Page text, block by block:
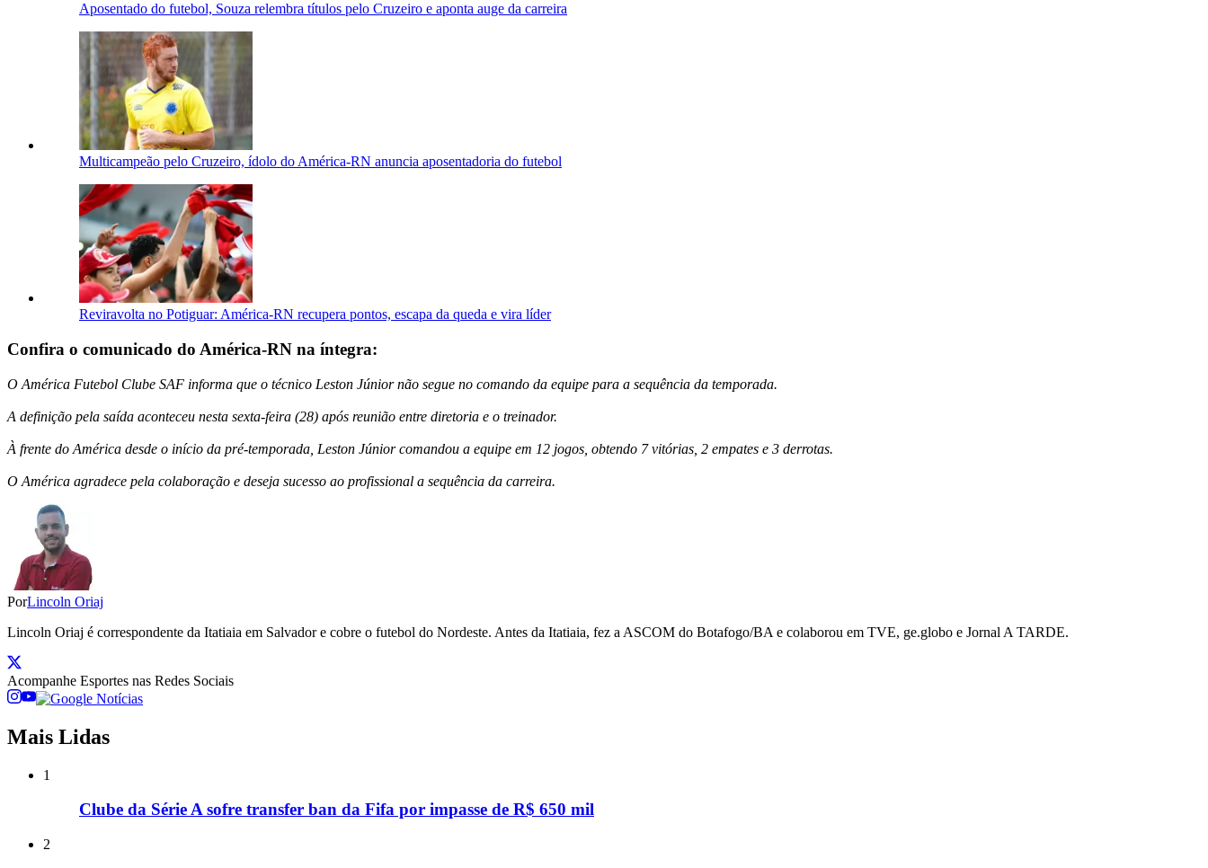
Aposentado do futebol, Souza relembra títulos pelo Cruzeiro e aponta auge da carreira
Multicampeão pelo Cruzeiro, ídolo do América-RN anuncia aposentadoria do futebol
Reviravolta no Potiguar: América-RN recupera pontos, escapa da queda e vira líder
Confira o comunicado do América-RN na íntegra:
O América Futebol Clube SAF informa que o técnico Leston Júnior não segue no comando da equipe para a sequência da temporada.
A definição pela saída aconteceu nesta sexta-feira (28) após reunião entre diretoria e o treinador.
À frente do América desde o início da pré-temporada, Leston Júnior comandou a equipe em 12 jogos, obtendo 7 vitórias, 2 empates e 3 derrotas.
O América agradece pela colaboração e deseja sucesso ao profissional a sequência da carreira.
PorLincoln Oriaj
Lincoln Oriaj é correspondente da Itatiaia em Salvador e cobre o futebol do Nordeste. Antes da Itatiaia, fez a ASCOM do Botafogo/BA e colaborou em TVE, ge.globo e Jornal A TARDE.
Acompanhe Esportes nas Redes Sociais
Mais Lidas
1
Clube da Série A sofre transfer ban da Fifa por impasse de R$ 650 mil
2